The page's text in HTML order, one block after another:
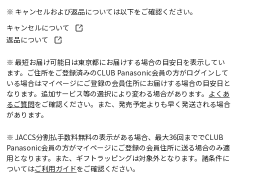
※ キャンセルおよび返品については以下をご確認ください。
キャンセルについて
返品について
※ 最短お届け可能日は東京都にお届けする場合の目安日を表示してい
ます。ご住所をご登録済みのCLUB Panasonic会員の方がログインして
いる場合はマイページにご登録の会員住所にお届けする場合の目安日と
なります。追加サービス等の選択により変わる場合があります。 よくあ
るご質問をご確認ください。また、発売予定よりも早く発送される場合
があります。
※ JACCS分割払手数料無料の表示がある場合、最大36回まででCLUB
Panasonic会員の方がマイページにご登録の会員住所に送る場合のみ適
用となります。また、ギフトラッピングは対象外となります。諸条件に
ついてはご利用ガイドをご確認ください。